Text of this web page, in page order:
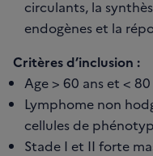
circulants, la
endogènes et la
Critères d’inclusion :
Age > 60 ans et < 80
Lymphome non
cellules de
Stade I et II forte